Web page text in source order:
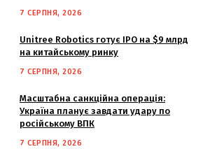
7 СЕРПНЯ, 2026
Unitree Robotics готує IPO на $9 млрд
на китайському ринку
7 СЕРПНЯ, 2026
Масштабна санкційна операція:
Україна планує завдати удару по
російському ВПК
7 СЕРПНЯ, 2026